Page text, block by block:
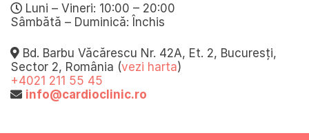
Luni – Vineri: 10:00 – 20:00
Sâmbătă – Duminică: Închis
Bd. Barbu Văcărescu Nr. 42A, Et. 2, Bucuresți,
Sector 2, România (vezi harta)
+4021 211 55 45
info@cardioclinic.ro